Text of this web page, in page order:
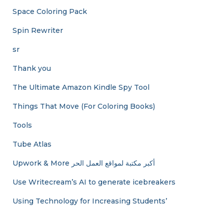
Space Coloring Pack
Spin Rewriter
sr
Thank you
The Ultimate Amazon Kindle Spy Tool
Things That Move (For Coloring Books)
Tools
Tube Atlas
Upwork & More أكبر مكتبة لمواقع العمل الحر
Use Writecream’s AI to generate icebreakers
Using Technology for Increasing Students’